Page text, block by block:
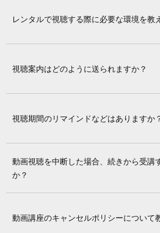
レンタルで視聴する際に必要な環境を教
視聴案内はどのように送られますか？
視聴期間のリマインドなどはありますか
動画視聴を中断した場合、続きから受講
か？
動画講座のキャンセルポリシーについて